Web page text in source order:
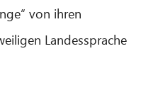
von ihren
Landessprache